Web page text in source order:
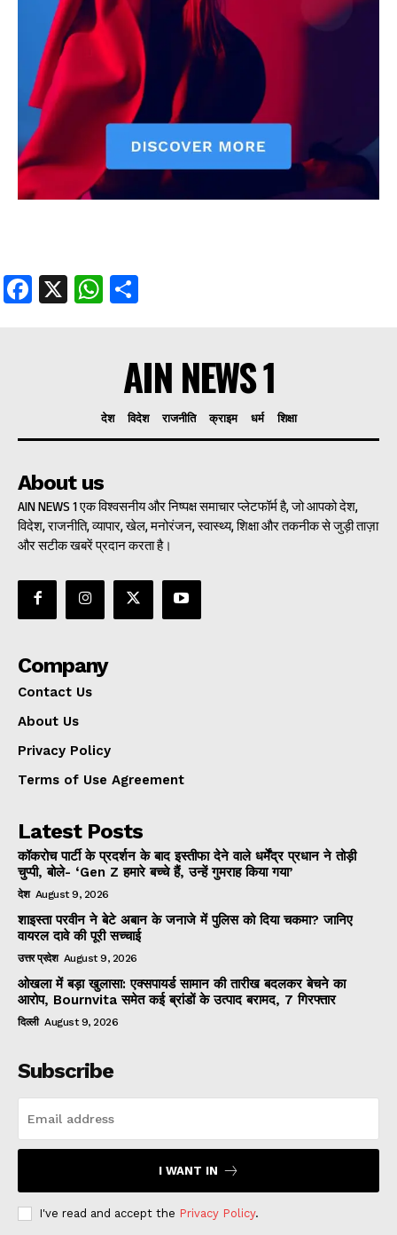
Facebook
X WhatsApp
Share
Facebook
X WhatsApp
AIN NEWS 1
देश विदेश राजनीति क्राइम धर्म शिक्षा
About us
AIN NEWS 1 एक विश्वसनीय और निष्पक्ष समाचार प्लेटफॉर्म है, जो आपको देश,
विदेश, राजनीति, व्यापार, खेल, मनोरंजन, स्वास्थ्य, शिक्षा और तकनीक से जुड़ी ताज़ा
और सटीक खबरें प्रदान करता है।
Company
Contact Us
About Us
Privacy Policy
Terms of Use Agreement
Latest Posts
कॉकरोच पार्टी के प्रदर्शन के बाद इस्तीफा देने वाले धर्मेंद्र प्रधान ने तोड़ी
चुप्पी, बोले- ‘Gen Z हमारे बच्चे हैं, उन्हें गुमराह किया गया’
देश August 9, 2026
शाइस्ता परवीन ने बेटे अबान के जनाजे में पुलिस को दिया चकमा? जानिए
वायरल दावे की पूरी सच्चाई
उत्तर प्रदेश August 9, 2026
ओखला में बड़ा खुलासा: एक्सपायर्ड सामान की तारीख बदलकर बेचने का
आरोप, Bournvita समेत कई ब्रांडों के उत्पाद बरामद, 7 गिरफ्तार
दिल्ली August 9, 2026
Subscribe
I WANT IN
I've read and accept the Privacy Policy.